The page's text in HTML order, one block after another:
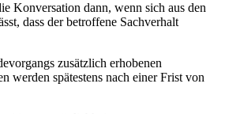
Konversation dann, wenn sich aus den
dass der betroffene Sachverhalt
zusätzlich erhobenen
werden spätestens nach einer Frist von